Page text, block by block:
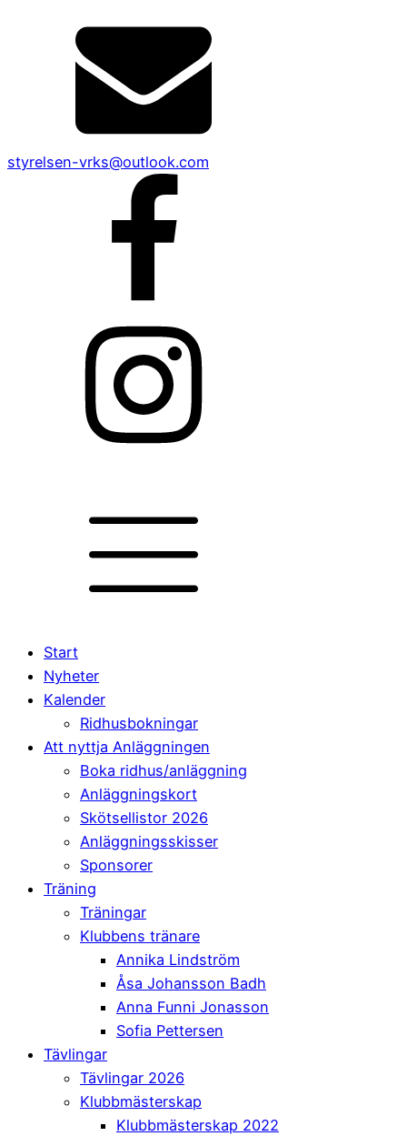
styrelsen-vrks@outlook.com
Start
Nyheter
Kalender
Ridhusbokningar
Att nyttja Anläggningen
Boka ridhus/anläggning
Anläggningskort
Skötsellistor 2026
Anläggningsskisser
Sponsorer
Träning
Träningar
Klubbens tränare
Annika Lindström
Åsa Johansson Badh
Anna Funni Jonasson
Sofia Pettersen
Tävlingar
Tävlingar 2026
Klubbmästerskap
Klubbmästerskap 2022